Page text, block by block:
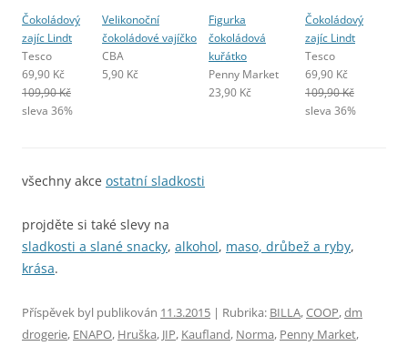
Čokoládový
zajíc Lindt
Tesco
69,90 Kč
109,90 Kč
sleva 36%
Velikonoční
čokoládové vajíčko
CBA
5,90 Kč
Figurka
čokoládová
kuřátko
Penny Market
23,90 Kč
Čokoládový
zajíc Lindt
Tesco
69,90 Kč
109,90 Kč
sleva 36%
všechny akce ostatní sladkosti
projděte si také slevy na
sladkosti a slané snacky, alkohol, maso, drůbež a ryby,
krása.
Příspěvek byl publikován 11.3.2015 | Rubrika: BILLA,COOP,dm
drogerie, ENAPO, Hruška, JIP, Kaufland, Norma, Penny Market,